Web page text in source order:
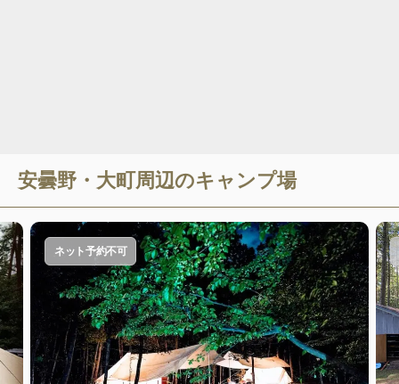
安曇野・大町周辺のキャンプ場
ネット予約不可